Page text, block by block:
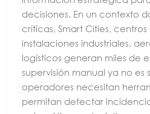
decisiones. En un contexto
críticas, Smart Cities,
instalaciones industriales,
logísticos generan miles de
supervisión manual ya no es
operadores necesitan
permitan detectar